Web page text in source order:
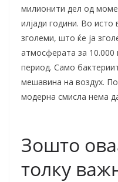
милионити дел од
илјади години. Во
зголеми, што ќе ја
атмосферата за 10.000
период. Само
мешавина на воздух.
модерна смисла нема
Зошто
толку